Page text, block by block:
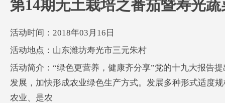
第14期无土栽培之番茄暨寿光
活动时间：2018年03月16日
活动地点：山东潍坊寿光市三元朱村
活动简介：“绿色更营养，健康齐分享”党的十九大报告
发展，加快形成农业绿色生产方式。发展多种形式适度
农业、是农